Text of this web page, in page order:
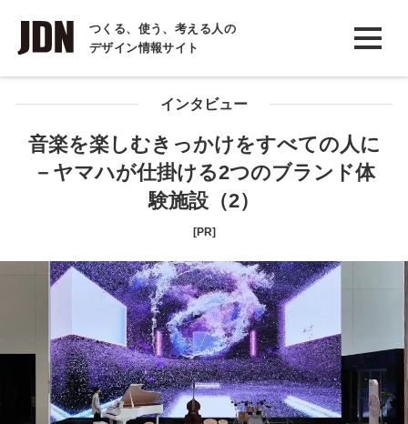
つくる、使う、考える人の
デザイン情報サイト
INTERVIEW
インタビュー
REPORT
COLUMN
インタビュー
音楽を楽しむきっかけをすべての人に
－ヤマハが仕掛ける2つのブランド体
験施設（2）
[PR]